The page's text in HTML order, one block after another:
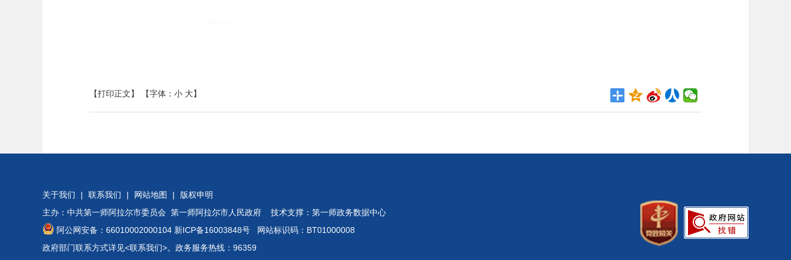
【打印正文】 【字体： 小 大】
关于我们 | 联系我们 | 网站地图 |
版权申明
主办：中共第一师阿拉尔市委员会 第一师阿拉尔市人民政府 技术支撑：第一师政务数据中心
阿公网安备：66010002000104 新ICP备16003848号 网站标识码：BT01000008
政府部门联系方式详见<联系我们>。政务服务热线：96359